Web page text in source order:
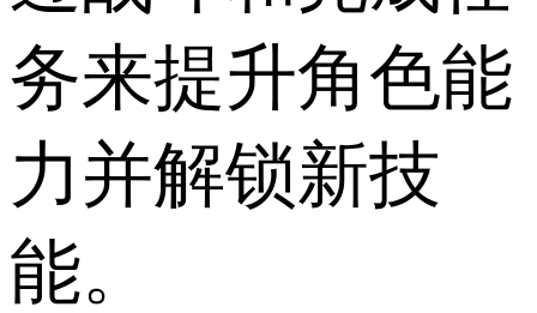
务来提升角色能
力并解锁新技
能。